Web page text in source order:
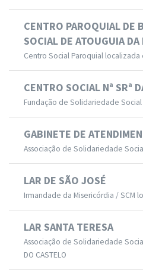
CENTRO PAROQUIAL DE
SOCIAL DE ATOUGUIA DA
Centro Social Paroquial localizada
CENTRO SOCIAL Nª SRª
Fundação de Solidariedade Social
GABINETE DE
Associação de Solidariedade
LAR DE SÃO JOSÉ
Irmandade da Misericórdia / SCM
LAR SANTA TERESA
Associação de Solidariedade
DO CASTELO